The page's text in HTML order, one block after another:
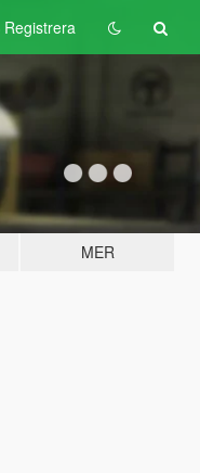
Registrera
MER